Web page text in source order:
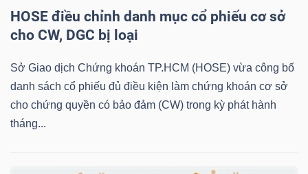
HOSE điều chỉnh danh mục cổ phiếu cơ sở
cho CW, DGC bị loại
Sở Giao dịch Chứng khoán TP.HCM (HOSE) vừa công bố
danh sách cổ phiếu đủ điều kiện làm chứng khoán cơ sở
cho chứng quyền có bảo đảm (CW) trong kỳ phát hành
tháng...
VĨ
MÔ